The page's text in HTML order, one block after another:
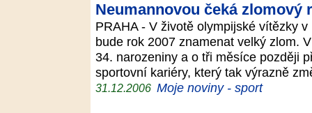
Neumannovou čeká zlomový
PRAHA - V životě olympijské vítězky
bude rok 2007 znamenat velký zlom.
34. narozeniny a o tři měsíce později
sportovní kariéry, který tak výrazně
31.12.2006 Moje noviny - sport